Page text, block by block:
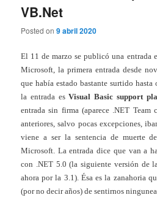
VB.Net
Posted on9 abril 2020
El 11 de marzo se publicó una entrada
Microsoft, la primera entrada desde
que había estado bastante surtido
la entrada esVisual Basic support
entrada sin firma (aparece .NET Team
anteriores, salvo pocas excepciones,
viene a ser la sentencia de muerte
Microsoft. La entrada dice que van a
con .NET 5.0 (la siguiente versión de
ahora por la 3.1). Ésa es la zanahoria
(por no decir años) de sentirnos